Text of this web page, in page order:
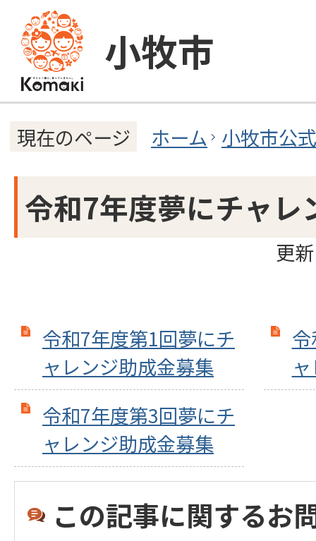
小牧市
現在のページ ホーム 小牧市公
令和7年度夢にチャレ
更
令和7年度第1回夢にチ
ャレンジ助成金募集
令和7年度第3回夢にチ
ャレンジ助成金募集
この記事に関するお